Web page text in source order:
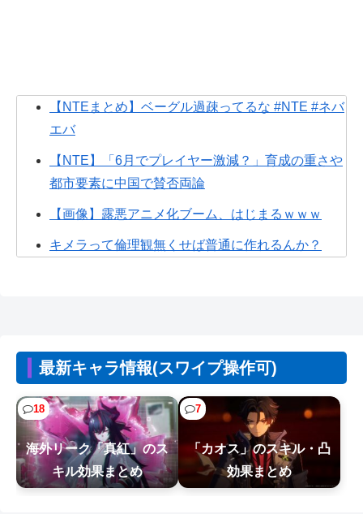
【NTEまとめ】ベーグル過疎ってるな #NTE #ネバ
エバ
【NTE】「6月でプレイヤー激減？」育成の重さや
都市要素に中国で賛否両論
【画像】露悪アニメ化ブーム、はじまるｗｗｗ
キメラって倫理観無くせば普通に作れるんか？
【悲報】人間「バックアップ作成して」AI「了
解。あ、間違えちゃったｗ」→シャレに...
【速報】とある魔術の禁書目録、最新刊でヒロイ
ン戦争決着wwwwwwwwwwwww
ドラゴンボールの敵でデカくて強い奴っていた？
最新キャラ情報(スワイプ操作可)
18
海外リーク「真紅」のス
キル効果まとめ
7
「カオス」のスキル・凸
効果まとめ